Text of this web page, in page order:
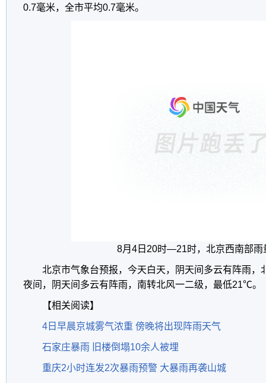
0.7毫米，全市平均0.7毫米。
8月4日20时—21时，北京西南部雨
北京市气象台预报，今天白天，阴天间多云有阵雨
夜间，阴天间多云有阵雨，南转北风一二级，最低21℃。
【相关阅读】
4日早晨京城雾气浓重 傍晚将出现阵雨天气
石家庄暴雨 旧楼倒塌10余人被埋
重庆2小时连发2次暴雨预警 大暴雨再袭山城